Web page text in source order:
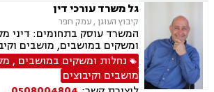
גל משרד עורכי דין
קיבוץ העוגן , עמק חפר
המשרד עוסק בתחומים: דיני
ומשקים במושבים, מושבים
תמ"א 38, עסקאות מכר
השקעות בחו"ל, קבוצות
לבניה , רישום קבלנים, נדל"ן
נחלות ומשקים במושבים ,
מושבים וקיבוצים